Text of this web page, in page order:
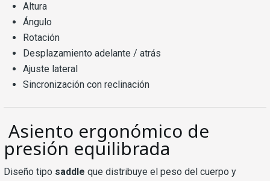
Altura
Ángulo
Rotación
Desplazamiento adelante / atrás
Ajuste lateral
Sincronización con reclinación
Asiento ergonómico de
presión equilibrada
Diseño tipo saddle que distribuye el peso del cuerpo y